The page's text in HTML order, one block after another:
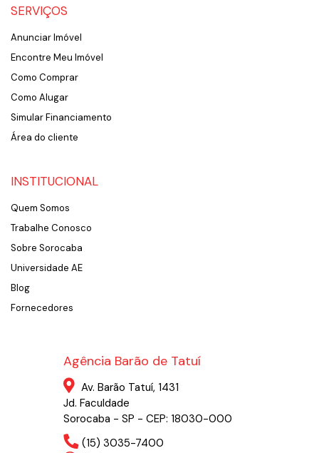
SERVIÇOS
Anunciar Imóvel
Encontre Meu Imóvel
Como Comprar
Como Alugar
Simular Financiamento
Área do cliente
INSTITUCIONAL
Quem Somos
Trabalhe Conosco
Sobre Sorocaba
Universidade AE
Blog
Fornecedores
Agência Barão de Tatuí
Av. Barão Tatuí, 1431
Jd. Faculdade
Sorocaba - SP - CEP: 18030-000
(15) 3035-7400